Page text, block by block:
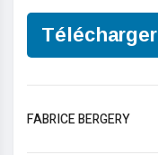
Télécharger
FABRICE BERGERY